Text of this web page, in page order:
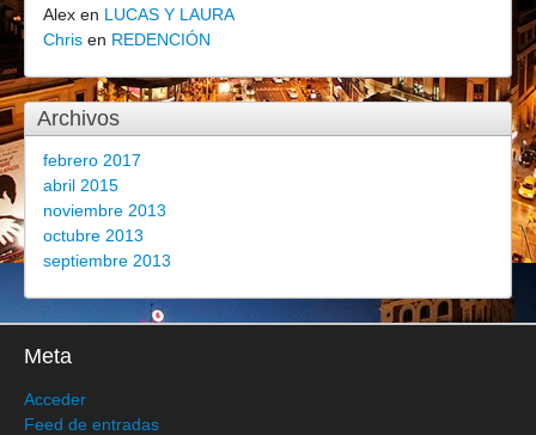
Alex en LUCAS Y LAURA
Chris en REDENCIÓN
Archivos
febrero 2017
abril 2015
noviembre 2013
octubre 2013
septiembre 2013
Meta
Acceder
Feed de entradas